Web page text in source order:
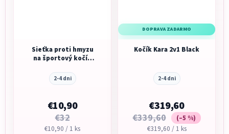
Sieťka proti hmyzu
na športový kočík
2-4 dni
€10,90
€32
Jednotková
€10,90 / 1 ks
DOPRAVA ZADARMO
Kočík Kara 2v1 Black
2-4 dni
€319,60
€339,60
(–5 %)
Jednotková
€319,60 / 1 ks